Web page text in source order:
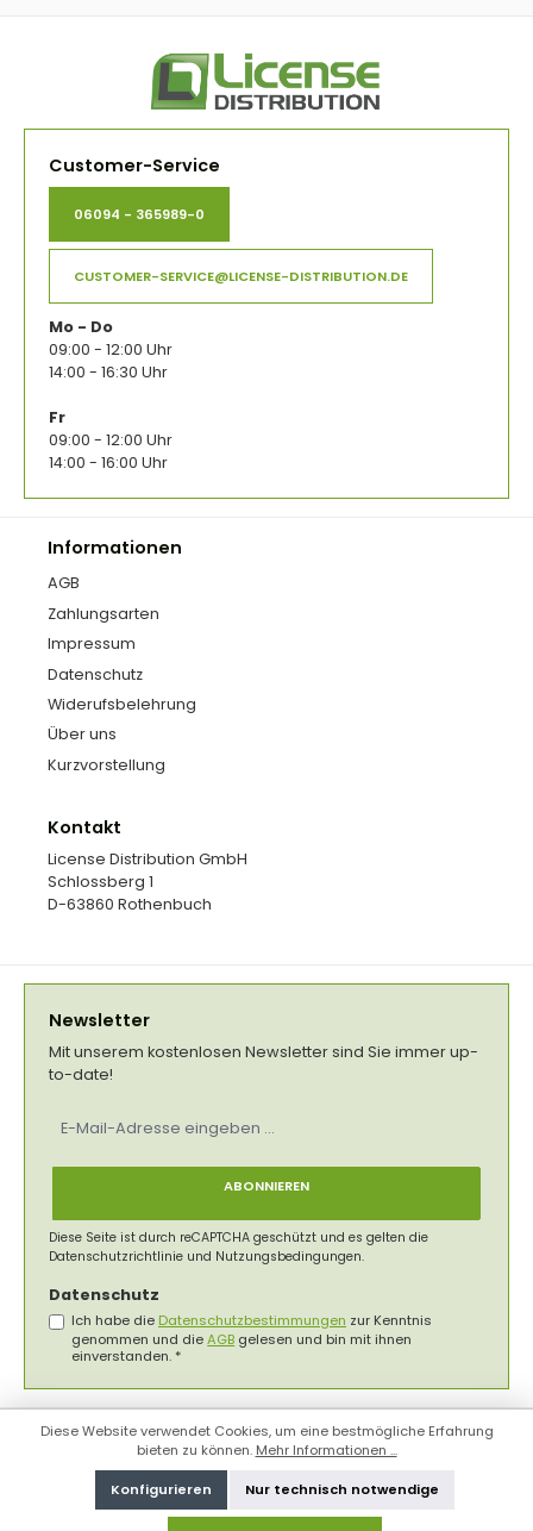
Customer-Service
06094 - 365989-0
CUSTOMER-SERVICE@LICENSE-DISTRIBUTION.DE
Mo - Do
09:00 - 12:00 Uhr
14:00 - 16:30 Uhr
Fr
09:00 - 12:00 Uhr
14:00 - 16:00 Uhr
Informationen
AGB
Zahlungsarten
Impressum
Datenschutz
Widerufsbelehrung
Über uns
Kurzvorstellung
Kontakt
License Distribution GmbH
Schlossberg 1
D-63860 Rothenbuch
Newsletter
Mit unserem kostenlosen Newsletter sind Sie immer up-
to-date!
Mail-
ABONNIEREN
Diese Seite ist durch reCAPTCHA geschützt und es gelten die
Datenschutzrichtlinie und Nutzungsbedingungen.
Datenschutz
Ich habe die Datenschutzbestimmungen zur Kenntnis
genommen und dieAGB gelesen und bin mit ihnen
einverstanden. *
Diese Website verwendet Cookies, um eine bestmögliche Erfahrung
bieten zu können. Mehr Informationen ...
Nur technisch notwendige
Konfigurieren